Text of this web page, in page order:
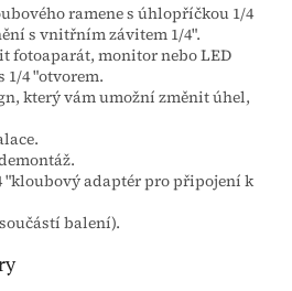
ramene s úhlopříčkou 1/4
s vnitřním závitem 1/4".
fotoaparát, monitor nebo LED
1/4 "otvorem.
který vám umožní změnit úhel,
"kloubový adaptér pro připojení k
balení).